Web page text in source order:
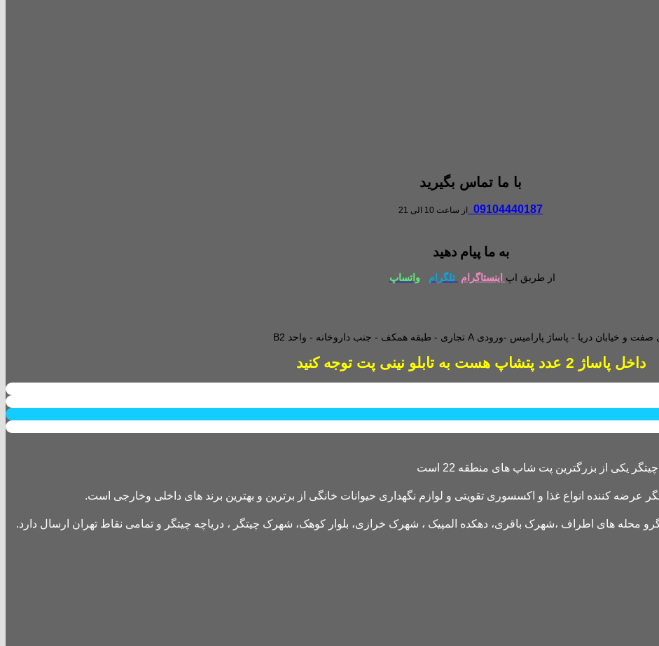
با ما تماس بگیرید
09104440187 از ساعت 10 الی 21
به ما پیام دهید
از طریق اپ اینستاگرام تلگرام واتساپ
طبقه همکف - جنب داروخانه - واحد B2
داخل پاساژ 2 عدد پتشاپ هست به تابلو نینی پت توجه کنید
کننده انواع غذا و اکسسوری تقویتی و لوازم نگهداری حیوانات خانگی از برترین و بهترین برند های داخلی وخارجی است.